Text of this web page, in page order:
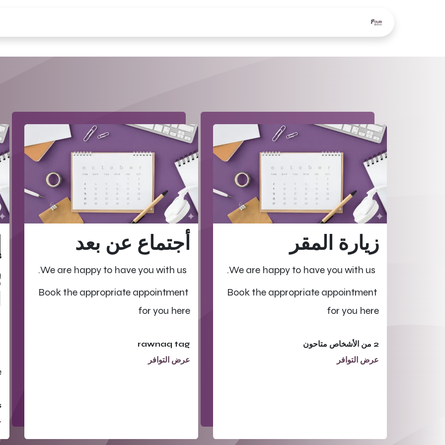
زيارة المقر
We are happy to have you with us.
Book the appropriate appointment
for you here
2 من الأشخاص متاحون
عرض التوافر
أجتماع عن بعد
We are happy to have you with us.
Book the appropriate appointment
for you here
rawnaq tag
عرض التوافر